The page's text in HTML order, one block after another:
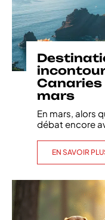
Canaries
mars
En mars, alors
débat encore
EN SAVOIR